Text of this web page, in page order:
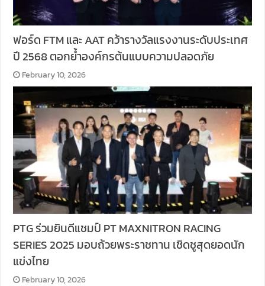
ฟอร์ด FTM และ AAT คว้ารางวัลแรงงานระดับประเทศ
ปี 2568 ตอกย้ำองค์กรต้นแบบความปลอดภัย
February 10, 2026
PTG ร่วมยินดีแชมป์ PT MAXNITRON RACING
SERIES 2025 มอบถ้วยพระราชทาน เชิดชูสุดยอดนัก
แข่งไทย
February 10, 2026